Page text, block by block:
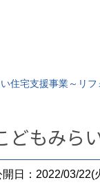
住宅支援事業～リ
どもみら
開日：2022/03/22(